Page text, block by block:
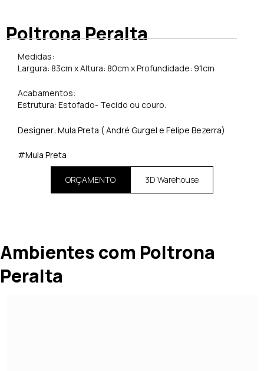
Poltrona Peralta
Medidas:
Largura: 83cm x Altura: 80cm x Profundidade: 91cm
Acabamentos:
Estrutura: Estofado- Tecido ou couro.
Designer: Mula Preta ( André Gurgel e Felipe Bezerra)
#Mula Preta
ORÇAMENTO 3D Warehouse
Ambientes com Poltrona
Peralta